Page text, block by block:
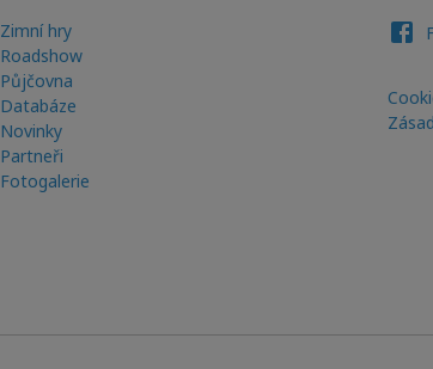
Zimní hry
Roadshow
Půjčovna
Databáze
Novinky
Partneři
Fotogalerie